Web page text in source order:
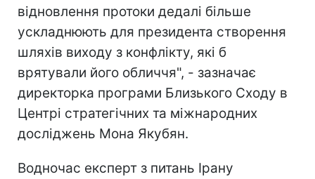
відновлення протоки дедалі більше
ускладнюють для президента створення
шляхів виходу з конфлікту, які б
врятували його обличчя", - зазначає
директорка програми Близького Сходу в
Центрі стратегічних та міжнародних
досліджень Мона Якубян.
Водночас експерт з питань Ірану